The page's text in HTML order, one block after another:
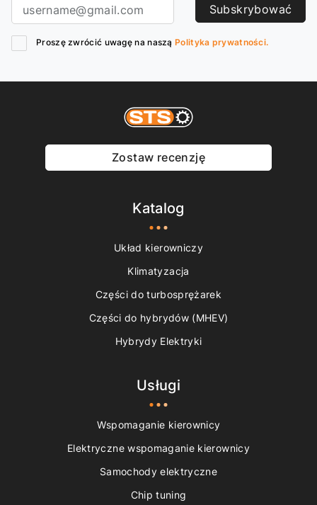
Subskrybować
Proszę zwrócić uwagę na naszą Polityka prywatności.
Zostaw recenzję
Katalog
Układ kierowniczy
Klimatyzacja
Części do turbosprężarek
Części do hybrydów (MHEV)
Hybrydy Elektryki
Usługi
Wspomaganie kierownicy
Elektryczne wspomaganie kierownicy
Samochody elektryczne
Chip tuning